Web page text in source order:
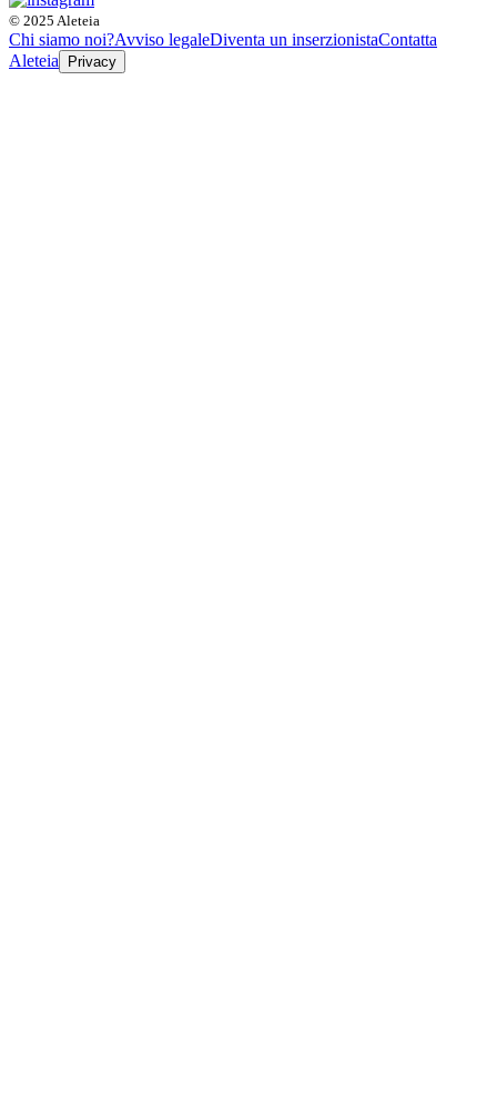
© 2025 Aleteia
Chi siamo noi?Avviso legaleDiventa un inserzionistaContatta
Aleteia
Privacy